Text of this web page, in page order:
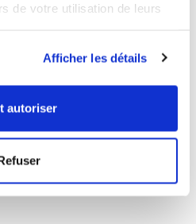
de votre utilisation de leurs
Afficher les détails
autoriser
/5